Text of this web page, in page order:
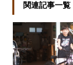
関連記事一覧